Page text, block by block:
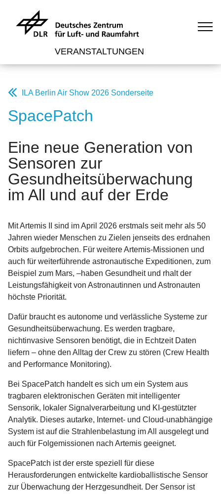
VERANSTALTUNGEN
ILA Berlin Air Show 2026 Sonderseite
SpacePatch
Eine neue Generation von
Sensoren zur
Gesundheitsüberwachung
im All und auf der Erde
Mit Artemis II sind im April 2026 erstmals seit mehr als 50
Jahren wieder Menschen zu Zielen jenseits des erdnahen
Orbits aufgebrochen. Für weitere Artemis-Missionen und
auch für weiterführende astronautische Expeditionen, zum
Beispiel zum Mars, –haben Gesundheit und rhalt der
Leistungsfähigkeit von Astronautinnen und Astronauten
höchste Priorität.
Dafür braucht es autonome und verlässliche Systeme zur
Gesundheitsüberwachung. Es werden tragbare,
nichtinvasive Sensoren benötigt, die in Echtzeit Daten
liefern – ohne den Alltag der Crew zu stören (Crew Health
and Performance Monitoring).
Bei SpacePatch handelt es sich um ein System aus
tragbaren elektronischen Geräten mit intelligenter
Sensorik, lokaler Signalverarbeitung und KI-gestützter
Analytik. Dieses autarke, Internet- und Cloud-unabhängige
System ist auf die Strahlenbelastung im All ausgelegt und
auch für Folgemissionen nach Artemis geeignet.
SpacePatch ist der erste speziell für diese
Herausforderungen entwickelte kardioballistische Sensor
zur Überwachung der Herzgesundheit. Der Sensor ist